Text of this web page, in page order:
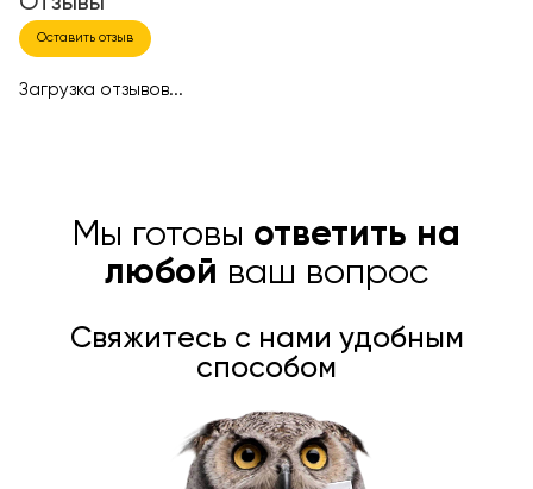
Оставить отзыв
Загрузка отзывов...
Мы готовы ответить на
любой ваш вопрос
Свяжитесь с нами удобным
способом